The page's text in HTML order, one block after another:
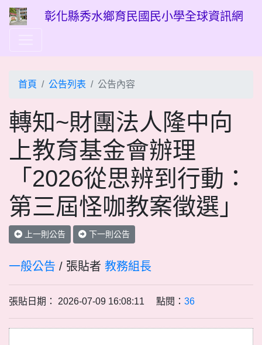
彰化縣秀水鄉育民國民小學全球資訊網
首頁 公告列表 公告內容
轉知~財團法人隆中向
上教育基金會辦理
「2026從思辨到行動：
第三屆怪咖教案徵選」
上一則公告 下一則公告
一般公告 / 張貼者 教務組長
張貼日期： 2026-07-09 16:08:11 點閱： 36